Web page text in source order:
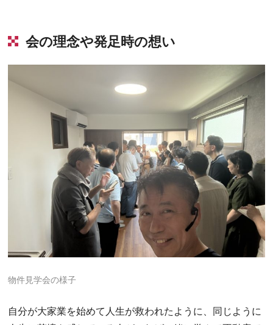
会の理念や発足時の想い
物件見学会の様子
自分が大家業を始めて人生が救われたように、同じように